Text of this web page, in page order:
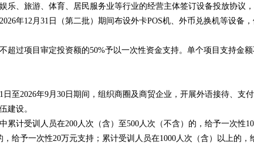
、旅游、体育、居民服务业等行业的经营主体签订设备投放协议，
年12月31日（第二批）期间布设外卡POS机、外币兑换机等设备
过项目审定投资额的50%予以一次性资金支持。单个项目支持金额
2026年9月30日期间，组织商圈及商贸企业，开展外语接待、支付
建设。
计受训人员在200人次（含）至500人次（不含）的，给予一次性
给予一次性20万元支持；累计受训人员在1000人次（含）以上的，